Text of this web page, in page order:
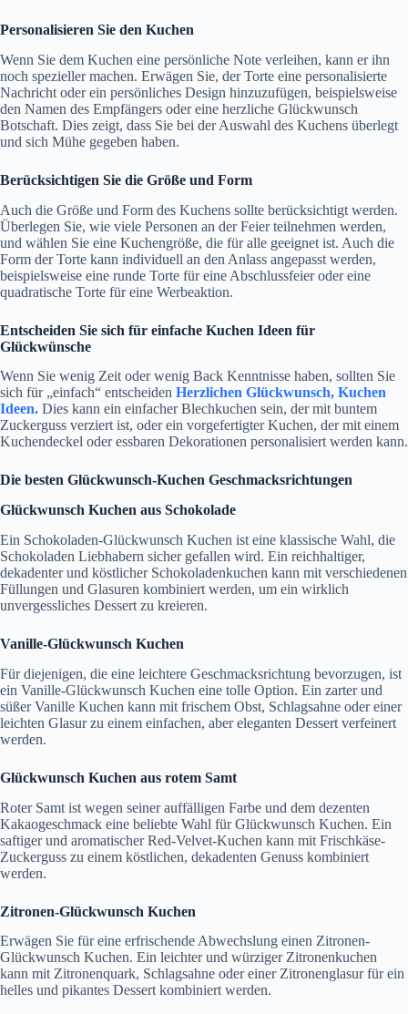
Personalisieren Sie den Kuchen
Wenn Sie dem Kuchen eine persönliche Note verleihen, kann er ihn
noch spezieller machen. Erwägen Sie, der Torte eine personalisierte
Nachricht oder ein persönliches Design hinzuzufügen, beispielsweise
den Namen des Empfängers oder eine herzliche Glückwunsch
Botschaft. Dies zeigt, dass Sie bei der Auswahl des Kuchens überlegt
und sich Mühe gegeben haben.
Berücksichtigen Sie die Größe und Form
Auch die Größe und Form des Kuchens sollte berücksichtigt werden.
Überlegen Sie, wie viele Personen an der Feier teilnehmen werden,
und wählen Sie eine Kuchengröße, die für alle geeignet ist. Auch die
Form der Torte kann individuell an den Anlass angepasst werden,
beispielsweise eine runde Torte für eine Abschlussfeier oder eine
quadratische Torte für eine Werbeaktion.
Entscheiden Sie sich für einfache Kuchen Ideen für
Glückwünsche
Wenn Sie wenig Zeit oder wenig Back Kenntnisse haben, sollten Sie
sich für „einfach“ entscheiden Herzlichen Glückwunsch, Kuchen
Ideen. Dies kann ein einfacher Blechkuchen sein, der mit buntem
Zuckerguss verziert ist, oder ein vorgefertigter Kuchen, der mit einem
Kuchendeckel oder essbaren Dekorationen personalisiert werden kann.
Die besten Glückwunsch-Kuchen Geschmacksrichtungen
Glückwunsch Kuchen aus Schokolade
Ein Schokoladen-Glückwunsch Kuchen ist eine klassische Wahl, die
Schokoladen Liebhabern sicher gefallen wird. Ein reichhaltiger,
dekadenter und köstlicher Schokoladenkuchen kann mit verschiedenen
Füllungen und Glasuren kombiniert werden, um ein wirklich
unvergessliches Dessert zu kreieren.
Vanille-Glückwunsch Kuchen
Für diejenigen, die eine leichtere Geschmacksrichtung bevorzugen, ist
ein Vanille-Glückwunsch Kuchen eine tolle Option. Ein zarter und
süßer Vanille Kuchen kann mit frischem Obst, Schlagsahne oder einer
leichten Glasur zu einem einfachen, aber eleganten Dessert verfeinert
werden.
Glückwunsch Kuchen aus rotem Samt
Roter Samt ist wegen seiner auffälligen Farbe und dem dezenten
Kakaogeschmack eine beliebte Wahl für Glückwunsch Kuchen. Ein
saftiger und aromatischer Red-Velvet-Kuchen kann mit Frischkäse-
Zuckerguss zu einem köstlichen, dekadenten Genuss kombiniert
werden.
Zitronen-Glückwunsch Kuchen
Erwägen Sie für eine erfrischende Abwechslung einen Zitronen-
Glückwunsch Kuchen. Ein leichter und würziger Zitronenkuchen
kann mit Zitronenquark, Schlagsahne oder einer Zitronenglasur für ein
helles und pikantes Dessert kombiniert werden.